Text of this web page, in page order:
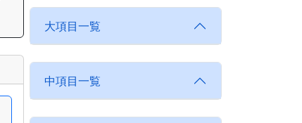
大項目一覧
中項目一覧